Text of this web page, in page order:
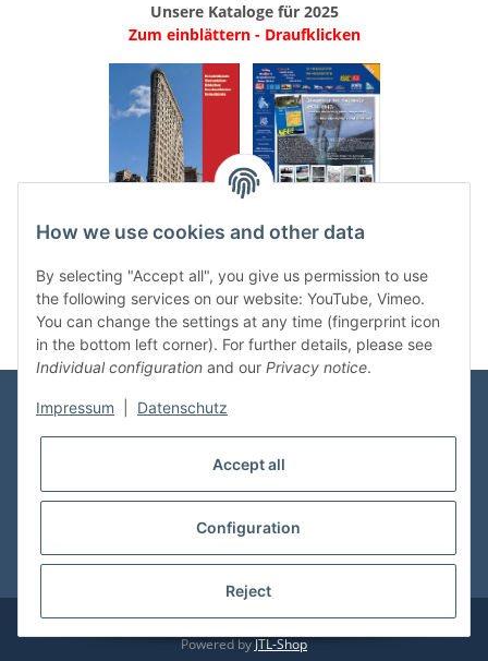
Unsere Kataloge für 2025
Zum einblättern - Draufklicken
. ..
Categories
Shop Service
* All prices incl. VAT, plusshipping fees
© vdmedien24.de Visitor counter: 10652710
Powered by JTL-Shop
How we use cookies and other data
By selecting "Accept all", you give us permission to use
the following services on our website: YouTube, Vimeo.
You can change the settings at any time (fingerprint icon
in the bottom left corner). For further details, please see
Individual configuration and our Privacy notice.
Impressum Datenschutz
Accept all
Configuration
Reject